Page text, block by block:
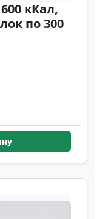
кКал,
по 300